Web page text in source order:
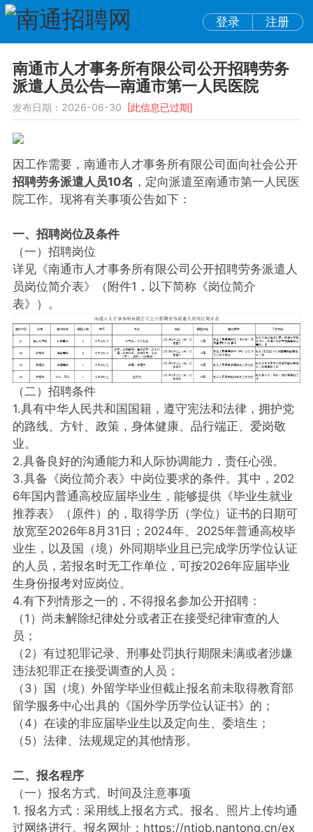
登录 注册
南通市人才事务所有限公司公开招聘劳务
派遣人员公告—南通市第一人民医院
发布日期：2026-06-30 [此信息已过期]
因工作需要，南通市人才事务所有限公司面向社会公开
招聘劳务派遣人员10名 ，定向派遣至南通市第一人民医
院工作。现将有关事项公告如下：
一、招聘岗位及条件
（一）招聘岗位
详见《南通市人才事务所有限公司公开招聘劳务派遣人
员岗位简介表》（附件1，以下简称《岗位简介
表》）。
（二）招聘条件
1.具有中华人民共和国国籍，遵守宪法和法律，拥护党
的路线、方针、政策，身体健康、品行端正、爱岗敬
业。
2.具备良好的沟通能力和人际协调能力，责任心强。
3.具备《岗位简介表》中岗位要求的条件。其中，202
6年国内普通高校应届毕业生，能够提供《毕业生就业
推荐表》（原件）的，取得学历（学位）证书的日期可
放宽至2026年8月31日；2024年、2025年普通高校毕
业生，以及国（境）外同期毕业且已完成学历学位认证
的人员，若报名时无工作单位，可按2026年应届毕业
生身份报考对应岗位。
4.有下列情形之一的，不得报名参加公开招聘：
（1）尚未解除纪律处分或者正在接受纪律审查的人
员；
（2）有过犯罪记录、刑事处罚执行期限未满或者涉嫌
违法犯罪正在接受调查的人员；
（3）国（境）外留学毕业但截止报名前未取得教育部
留学服务中心出具的《国外学历学位认证书》的；
（4）在读的非应届毕业生以及定向生、委培生；
（5）法律、法规规定的其他情形。
二、报名程序
（一）报名方式、时间及注意事项
1. 报名方式：采用线上报名方式。报名、照片上传均通
过网络进行。报名网址：https://ntjob.nantong.cn/ex